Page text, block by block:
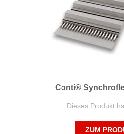
Conti®
Dieses Produkt
ZUM